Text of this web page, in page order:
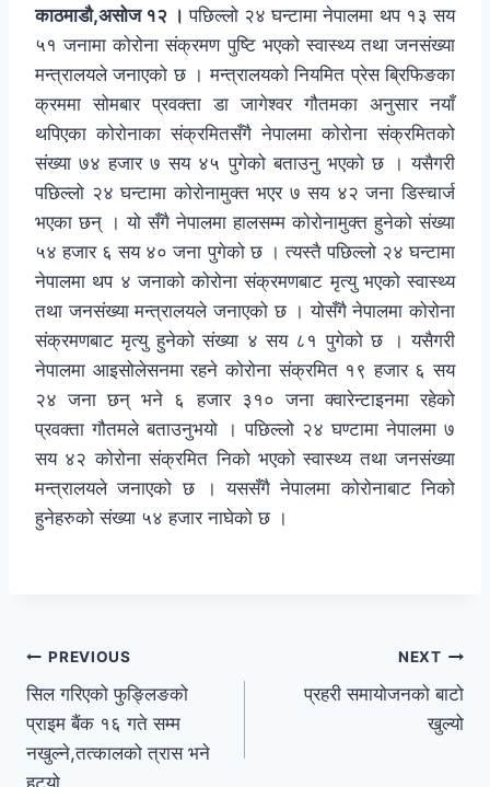
काठमाडौ,असोज १२ ।पछिल्लो २४ घन्टामा नेपालमा थप १३ सय
५१ जनामा कोरोना संक्रमण पुष्टि भएको स्वास्थ्य तथा जनसंख्या
मन्त्रालयले जनाएको छ । मन्त्रालयको नियमित प्रेस ब्रिफिङका
क्रममा सोमबार प्रवक्ता डा जागेश्वर गौतमका अनुसार नयाँ
थपिएका कोरोनाका संक्रमितसँगै नेपालमा कोरोना संक्रमितको
संख्या ७४ हजार ७ सय ४५ पुगेको बताउनु भएको छ । यसैगरी
पछिल्लो २४ घन्टामा कोरोनामुक्त भएर ७ सय ४२ जना डिस्चार्ज
भएका छन् । यो सँगै नेपालमा हालसम्म कोरोनामुक्त हुनेको संख्या
५४ हजार ६ सय ४० जना पुगेको छ । त्यस्तै पछिल्लो २४ घन्टामा
नेपालमा थप ४ जनाको कोरोना संक्रमणबाट मृत्यु भएको स्वास्थ्य
तथा जनसंख्या मन्त्रालयले जनाएको छ । योसँगै नेपालमा कोरोना
संक्रमणबाट मृत्यु हुनेको संख्या ४ सय ८१ पुगेको छ । यसैगरी
नेपालमा आइसोलेसनमा रहने कोरोना संक्रमित १९ हजार ६ सय
२४ जना छन् भने ६ हजार ३१० जना क्वारेन्टाइनमा रहेको
प्रवक्ता गौतमले बताउनुभयो । पछिल्लो २४ घण्टामा नेपालमा ७
सय ४२ कोरोना संक्रमित निको भएको स्वास्थ्य तथा जनसंख्या
मन्त्रालयले जनाएको छ । यससँगै नेपालमा कोरोनाबाट निको
हुनेहरुको संख्या ५४ हजार नाघेको छ ।
PREVIOUS
सिल गरिएको फुङ्लिङको
प्राइम बैंक १६ गते सम्म
नखुल्ने,तत्कालको त्रास भने
NEXT
प्रहरी समायोजनको बाटो
खुल्यो